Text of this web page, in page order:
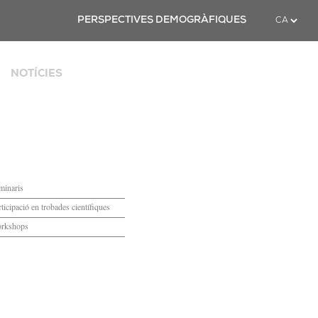
TwitterPERSPECTIVES DEMOGRÀFIQUES
NOTÍCIES
en trobades científiques